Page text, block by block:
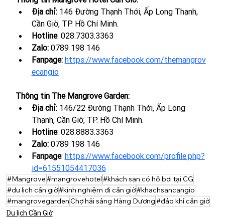
Địa chỉ: 146 Đường Thạnh Thới, Ấp Long Thạnh,
Cần Giờ, TP. Hồ Chí Minh.
Hotline: 028.7303.3363
Zalo: 0789 198 146
Fanpage: https://www.facebook.com/themangrov
ecangio
Thông tin The Mangrove Garden:
Địa chỉ: 146/22 Đường Thạnh Thới, Ấp Long
Thạnh, Cần Giờ, TP. Hồ Chí Minh.
Hotline: 028.8883.3363
Zalo: 0789 198 146
Fanpage: https://www.facebook.com/profile.php?
id=61551054417036
#Mangrove#mangrovehotel#khách sạn có hồ bơi tại CG
#du lịch cần giờ#kinh nghiệm đi cần giờ#khachsancangio
#mangrovegardenChợ hải sảng Hàng Dương#đảo khỉ cần giờ
Du lịch Cần Giờ